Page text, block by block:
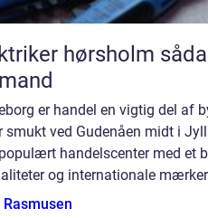
hørsholm sådan vælger du den rette
er handel en vigtig del af
smukt ved Gudenåen midt i
handelscenter med et
og internationale